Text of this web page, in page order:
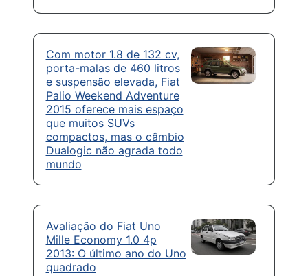
Com motor 1.8 de 132 cv,
porta-malas de 460 litros
e suspensão elevada, Fiat
Palio Weekend Adventure
2015 oferece mais espaço
que muitos SUVs
compactos, mas o câmbio
Dualogic não agrada todo
mundo
Avaliação do Fiat Uno
Mille Economy 1.0 4p
2013: O último ano do Uno
quadrado